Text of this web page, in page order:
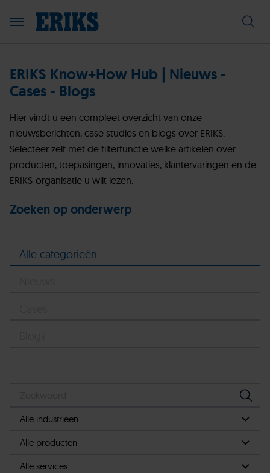
ERIKS Know+How Hub | Nieuws -
Cases - Blogs
Hier vindt u een compleet overzicht van onze
nieuwsberichten, case studies en blogs over ERIKS.
Selecteer zelf met de filterfunctie welke artikelen over
producten, toepasingen, innovaties, klantervaringen en de
ERIKS-organisatie u wilt lezen.
Zoeken op onderwerp
Alle categorieën